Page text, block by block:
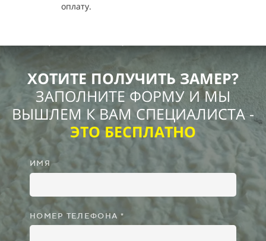
оплату.
ХОТИТЕ ПОЛУЧИТЬ ЗАМЕР?
ЗАПОЛНИТЕ ФОРМУ И МЫ
ВЫШЛЕМ К ВАМ СПЕЦИАЛИСТА -
ЭТО БЕСПЛАТНО
ИМЯ
НОМЕР ТЕЛЕФОНА *